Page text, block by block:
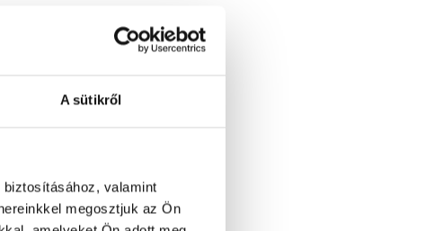
A sütikről
valamint
megosztjuk az Ön
46 1/9 (Terézváros)